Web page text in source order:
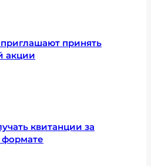
принять
акции
квитанции за